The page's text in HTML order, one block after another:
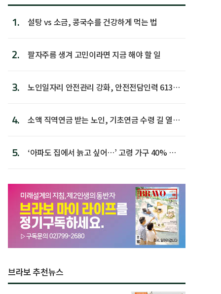
1. 설탕 vs 소금, 콩국수를 건강하게 먹는 법
2. 팔자주름 생겨 고민이라면 지금 해야 할 일
3.
노인일자리 안전관리 강화, 안전전담인력 613명
4.
소액 직역연금 받는 노인, 기초연금 수령 길 열린
5.
‘아파도 집에서 늙고 싶어…’ 고령 가구 40% 노
브라보 추천뉴스